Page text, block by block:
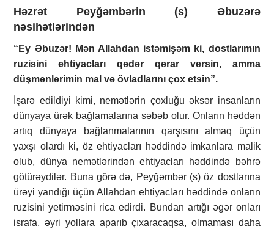
Həzrət Peyğəmbərin (s) Əbuzərə
nəsihətlərindən
“Ey Əbuzər! Mən Allahdan istəmişəm ki, dostlarımın
ruzisini ehtiyacları qədər qərar versin, amma
düşmənlərimin mal və övladlarını çox etsin”.
İşarə edildiyi kimi, nemətlərin çoxluğu əksər insanların
dünyaya ürək bağlamalarına səbəb olur. Onların həddən
artıq dünyaya bağlanmalarının qarşısını almaq üçün
yaxşı olardı ki, öz ehtiyacları həddində imkanlara malik
olub, dünya nemətlərindən ehtiyacları həddində bəhrə
götürəydilər. Buna görə də, Peyğəmbər (s) öz dostlarına
ürəyi yandığı üçün Allahdan ehtiyacları həddində onların
ruzisini yetirməsini rica edirdi. Bundan artığı əgər onları
israfa, əyri yollara aparıb çıxaracaqsa, olmaması daha